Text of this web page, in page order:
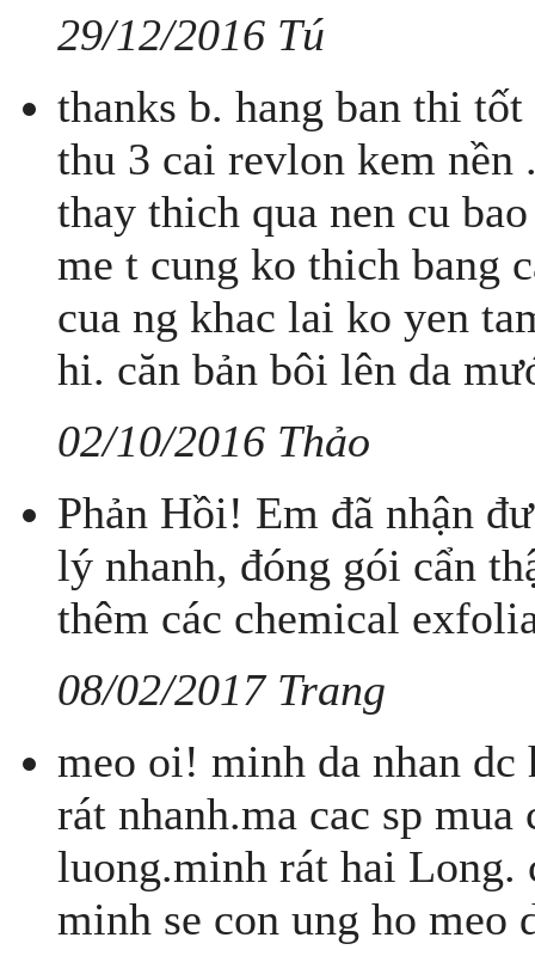
29/12/2016 Tú
thanks b. hang ban thi
thu 3 cai revlon kem nền
thay thich qua nen cu
me t cung ko thich bang
cua ng khac lai ko yen
hi. căn bản bôi lên da
02/10/2016 Thảo
Phản Hồi! Em đã nhận
lý nhanh, đóng gói cẩn
thêm các chemical
08/02/2017 Trang
meo oi! minh da nhan dc
rát nhanh.ma cac sp
luong.minh rát hai Long.
minh se con ung ho meo